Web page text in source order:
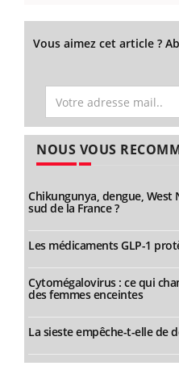
Vous aimez cet article ?
NOUS VOUS
Chikungunya, dengue, West
sud de la France ?
Les médicaments GLP-1
Cytomégalovirus : ce qui
des femmes enceintes
La sieste empêche-t-elle de